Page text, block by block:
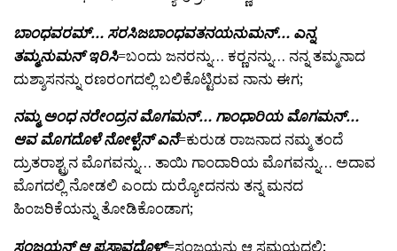
ಬಾಂಧವರಮ್… ಸರಸಿಜಬಾಂಧವತನಯನುಮನ್… ಎನ್ನ
ತಮ್ಮನುಮನ್ ಇರಿಸಿ=ಬಂದು ಜನರನ್ನು… ಕರ್‍ಣನನ್ನು… ನನ್ನ ತಮ್ಮನಾದ
ದುಶ್ಶಾಸನನ್ನು ರಣರಂಗದಲ್ಲಿ ಬಲಿಕೊಟ್ಟಿರುವ ನಾನು ಈಗ;
ನಮ್ಮ ಅಂಧ ನರೇಂದ್ರನ ಮೊಗಮನ್… ಗಾಂಧಾರಿಯ ಮೊಗಮನ್…
ಆವ ಮೊಗದೊಳೆ ನೋಳ್ಪೆನ್ ಎನೆ=ಕುರುಡ ರಾಜನಾದ ನಮ್ಮ ತಂದೆ
ದ್ರುತರಾಶ್ಟ್ರನ ಮೊಗವನ್ನು… ತಾಯಿ ಗಾಂದಾರಿಯ ಮೊಗವನ್ನು… ಅದಾವ
ಮೊಗದಲ್ಲಿ ನೋಡಲಿ ಎಂದು ದುರ್‍ಯೋದನನು ತನ್ನ ಮನದ
ಹಿಂಜರಿಕೆಯನ್ನು ತೋಡಿಕೊಂಡಾಗ;
ಸಂಜಯನ್ ಆ ಪ್ರಸ್ತಾವದೊಳ್=ಸಂಜಯನು ಆ ಸಮಯದಲ್ಲಿ;